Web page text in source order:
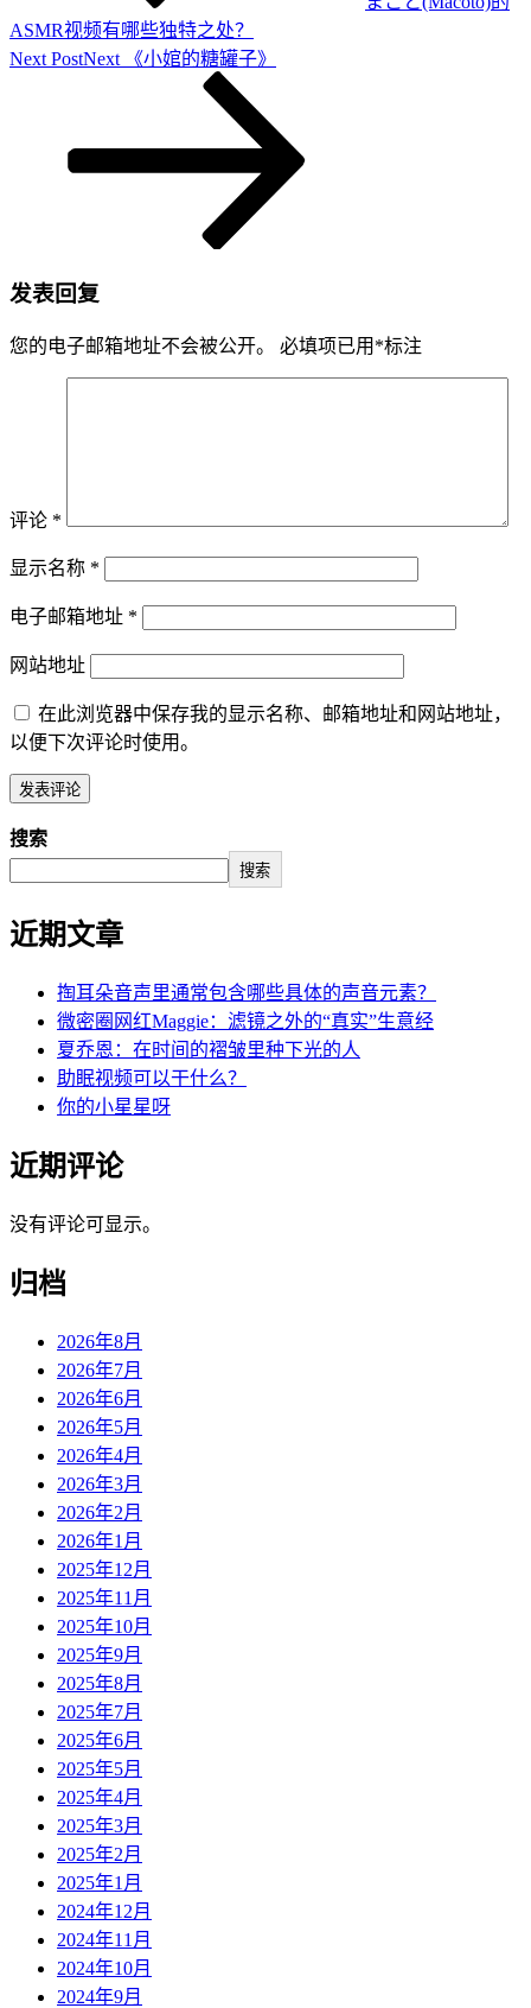
ASMR视频有哪些独特之处？
Next PostNext 《小婠的糖罐子》
发表回复
您的电子邮箱地址不会被公开。 必填项已用 *标注
评论 *
显示名称 *
电子邮箱地址 *
网站地址
在此浏览器中保存我的显示名称、邮箱地址和网站地址，
以便下次评论时使用。
搜索
搜索
近期文章
掏耳朵音声里通常包含哪些具体的声音元素？
微密圈网红Maggie：滤镜之外的“真实”生意经
夏乔恩：在时间的褶皱里种下光的人
助眠视频可以干什么？
你的小星星呀
近期评论
没有评论可显示。
归档
2026年8月
2026年7月
2026年6月
2026年5月
2026年4月
2026年3月
2026年2月
2026年1月
2025年12月
2025年11月
2025年10月
2025年9月
2025年8月
2025年7月
2025年6月
2025年5月
2025年4月
2025年3月
2025年2月
2025年1月
2024年12月
2024年11月
2024年10月
2024年9月